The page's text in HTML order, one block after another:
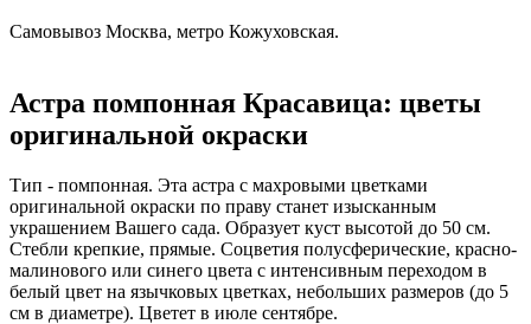
Самовывоз Москва, метро Кожуховская.
Астра помпонная Красавица: цветы
оригинальной окраски
Тип - помпонная. Эта астра с махровыми цветками
оригинальной окраски по праву станет изысканным
украшением Вашего сада. Образует куст высотой до 50 см.
Стебли крепкие, прямые. Соцветия полусферические, красно-
малинового или синего цвета с интенсивным переходом в
белый цвет на язычковых цветках, небольших размеров (до 5
см в диаметре). Цветет в июле сентябре.